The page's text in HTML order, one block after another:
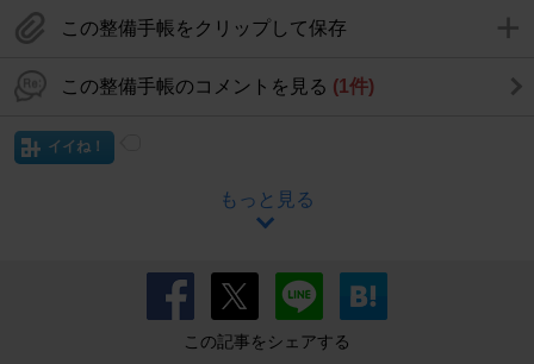
この整備手帳をクリップして保存
この整備手帳のコメントを見る (1件)
イイね！
もっと見る
この記事をシェアする